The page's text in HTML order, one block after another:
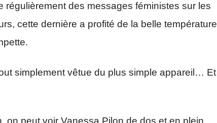
régulièrement des messages féministes sur les
cette dernière a profité de la belle température
simplement vêtue du plus simple appareil… Et
on peut voir Vanessa Pilon de dos et en plein